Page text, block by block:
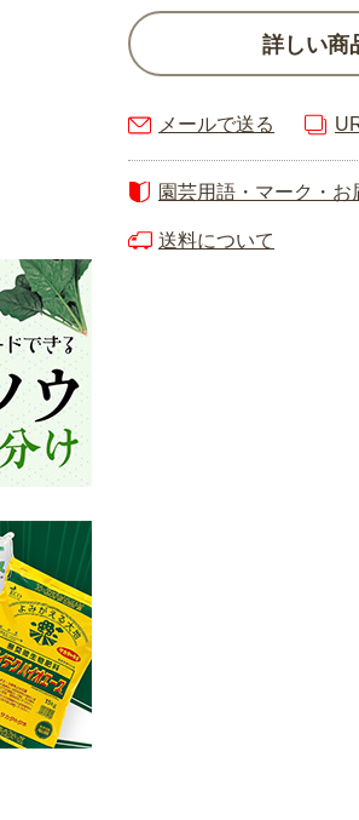
詳しい商
メールで送る
園芸用語・マーク・お
送料について